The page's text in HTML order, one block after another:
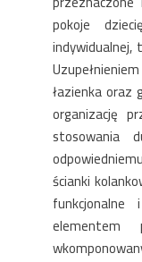
pokoje
indywidualnej,
łazienka oraz
organizację
stosowania
ścianki